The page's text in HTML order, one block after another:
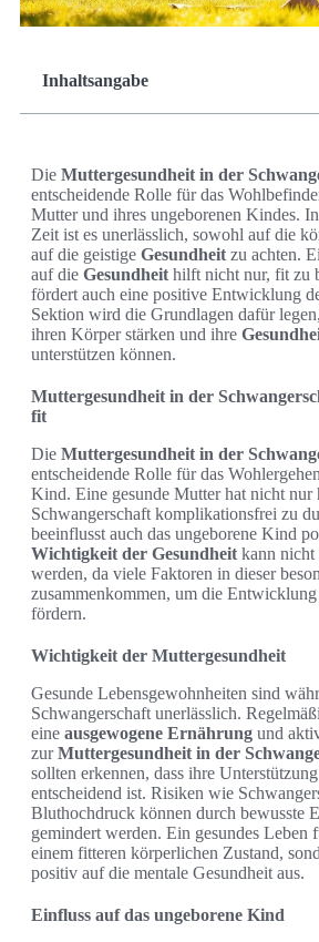
Inhaltsangabe
Die Muttergesundheit in der
entscheidende Rolle für das
Mutter und ihres ungeborenen Kindes.
Zeit ist es unerlässlich, sowohl auf die
auf die geistige Gesundheit zu achten.
auf die Gesundheit hilft nicht nur, fit zu
fördert auch eine positive Entwicklung
Sektion wird die Grundlagen dafür
ihren Körper stärken und ihre
unterstützen können.
Muttergesundheit in der
fit
Die Muttergesundheit in der
entscheidende Rolle für das
Kind. Eine gesunde Mutter hat nicht nur
Schwangerschaft komplikationsfrei zu
beeinflusst auch das ungeborene Kind
Wichtigkeit der Gesundheit kann nicht
werden, da viele Faktoren in dieser
zusammenkommen, um die
fördern.
Wichtigkeit der Muttergesundheit
Gesunde Lebensgewohnheiten sind
Schwangerschaft unerlässlich.
eine ausgewogene Ernährung und
zurMuttergesundheit in der
sollten erkennen, dass ihre
entscheidend ist. Risiken wie
Bluthochdruck können durch bewusste
gemindert werden. Ein gesundes Leben
einem fitteren körperlichen Zustand,
positiv auf die mentale Gesundheit aus.
Einfluss auf das ungeborene Kind